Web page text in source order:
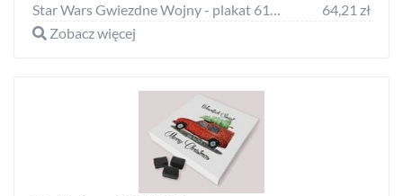
Star Wars Gwiezdne Wojny - plakat 61x91,5 cm
64,21 zł
Zobacz więcej